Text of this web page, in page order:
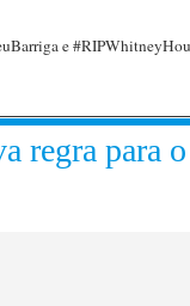
e
regra para